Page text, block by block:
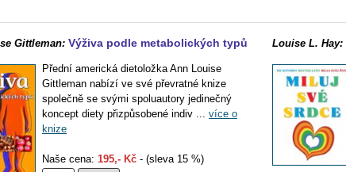
Gittleman: Výživa podle metabolických typů
Přední americká dietoložka Ann Louise
Gittleman nabízí ve své převratné knize
společně se svými spoluautory jedinečný
koncept diety přizpůsobené indiv ... více o
knize
Naše cena: 195,- Kč - (sleva 15 %)
Louise L. Hay: